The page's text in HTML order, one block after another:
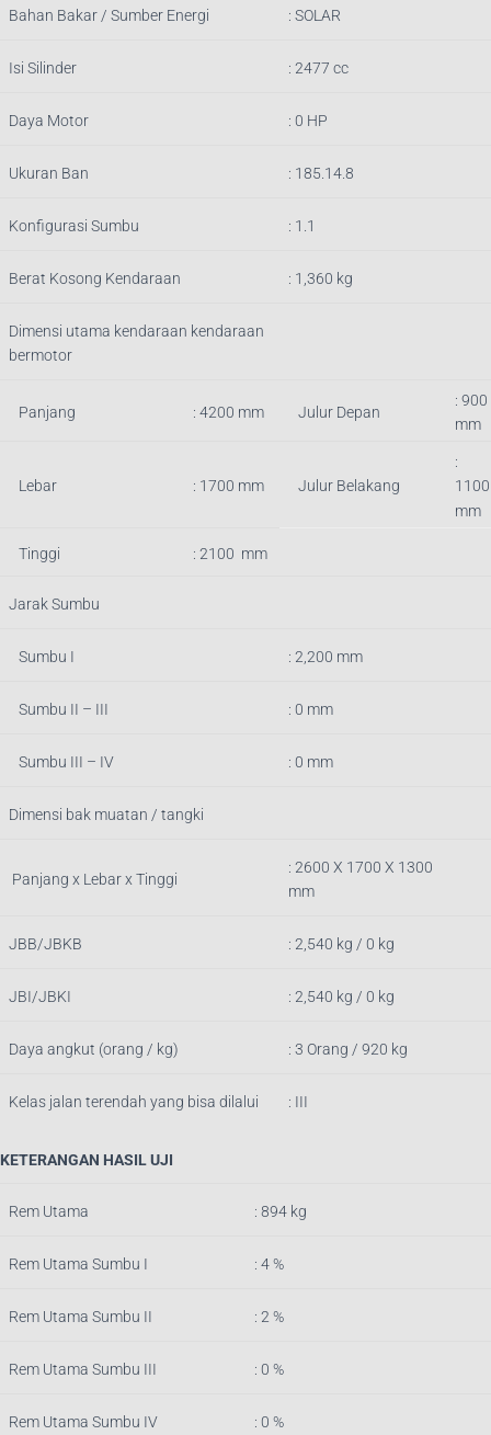
Bahan Bakar / Sumber Energi : SOLAR
Isi Silinder : 2477 cc
Daya Motor : 0 HP
Ukuran Ban : 185.14.8
Konfigurasi Sumbu : 1.1
Berat Kosong Kendaraan : 1,360 kg
Dimensi utama kendaraan kendaraan
bermotor
Panjang : 4200 mm Julur Depan
: 900
mm
Lebar : 1700 mm Julur Belakang
:
1100
mm
Tinggi : 2100 mm
Jarak Sumbu
Sumbu I : 2,200 mm
Sumbu II – III : 0 mm
Sumbu III – IV : 0 mm
Dimensi bak muatan / tangki
Panjang x Lebar x Tinggi
: 2600 X 1700 X 1300
mm
JBB/JBKB : 2,540 kg / 0 kg
JBI/JBKI : 2,540 kg / 0 kg
Daya angkut (orang / kg) : 3 Orang / 920 kg
Kelas jalan terendah yang bisa dilalui : III
KETERANGAN HASIL UJI
Rem Utama : 894 kg
Rem Utama Sumbu I : 4 %
Rem Utama Sumbu II : 2 %
Rem Utama Sumbu III : 0 %
Rem Utama Sumbu IV : 0 %